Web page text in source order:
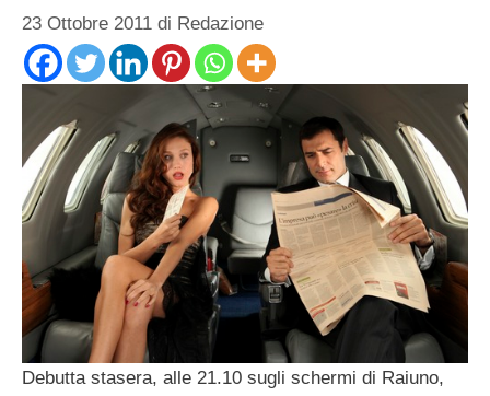
23 Ottobre 2011 di Redazione
Debutta stasera, alle 21.10 sugli schermi di Raiuno,